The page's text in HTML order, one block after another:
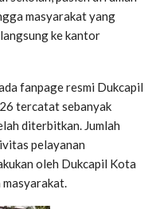
masyarakat yang
ke kantor
fanpage resmi Dukcapil
tercatat sebanyak
diterbitkan. Jumlah
pelayanan
oleh Dukcapil Kota
masyarakat.